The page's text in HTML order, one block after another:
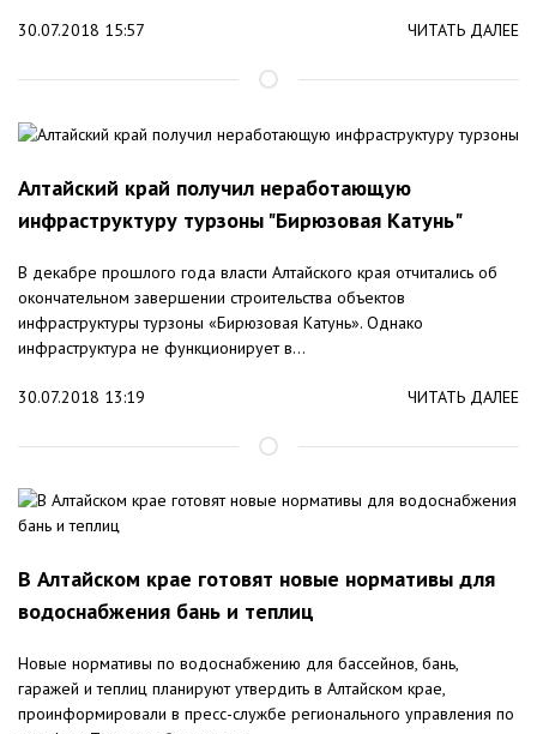
30.07.2018 15:57 ЧИТАТЬ ДАЛЕЕ
Алтайский край получил неработающую
инфраструктуру турзоны "Бирюзовая Катунь"
В декабре прошлого года власти Алтайского края отчитались об
окончательном завершении строительства объектов
инфраструктуры турзоны «Бирюзовая Катунь». Однако
инфраструктура не функционирует в...
30.07.2018 13:19 ЧИТАТЬ ДАЛЕЕ
В Алтайском крае готовят новые нормативы для
водоснабжения бань и теплиц
Новые нормативы по водоснабжению для бассейнов, бань,
гаражей и теплиц планируют утвердить в Алтайском крае,
проинформировали в пресс-службе регионального управления по